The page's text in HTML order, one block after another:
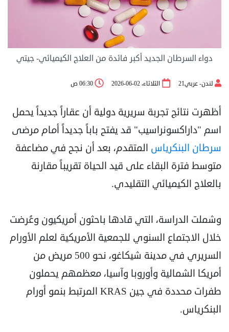
دواء السرطان الجديد أكبر فائدة من العلاج الكيميائي- جيتي
لندن- عربي21 الثلاثاء، 02-06-2026 06:30 ص
أظهرت نتائج تجربة سريرية دولية أن عقاراً جديداً يحمل
اسم "داراكسونراسيب" قد يفتح باباً جديداً أمام مرضى
سرطان البنكرياس المتقدم، بعد أن نجح في مضاعفة
متوسط فترة البقاء على قيد الحياة تقريباً مقارنة
بالعلاج الكيميائي التقليدي.
وشملت الدراسة، التي قادها باحثون أمريكيون وعُرضت
خلال الاجتماع السنوي للجمعية الأمريكية لعلم الأورام
السريري في مدينة شيكاغو، نحو 500 مريض من
أمريكا الشمالية وأوروبا وآسيا، معظمهم يحملون
طفرات محددة في جين KRAS المرتبط بنمو أورام
البنكرياس.